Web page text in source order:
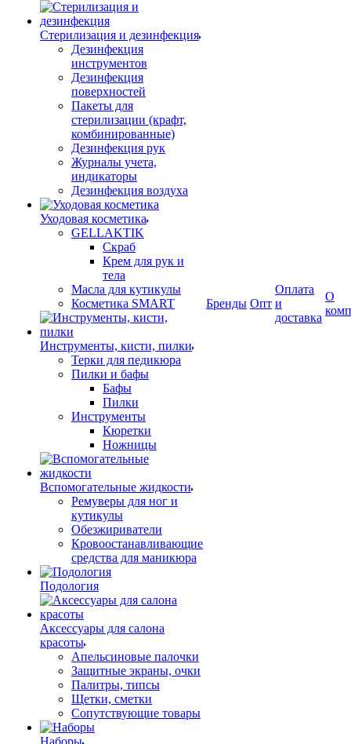
Стерилизация и дезинфекция
Дезинфекция
инструментов
Дезинфекция
поверхностей
Пакеты для
стерилизации (крафт,
комбинированные)
Дезинфекция рук
Журналы учета,
индикаторы
Дезинфекция воздуха
Уходовая косметика
GELLAKTIK
Скраб
Крем для рук и
тела
Масла для кутикулы
Косметика SMART
Инструменты, кисти, пилки
Терки для педикюра
Пилки и бафы
Бафы
Пилки
Инструменты
Кюретки
Ножницы
Вспомогательные жидкости
Ремуверы для ног и
кутикулы
Обезжириватели
Кровоостанавливающие
средства для маникюра
Подология
Аксессуары для салона
красоты
Апельсиновые палочки
Защитные экраны, очки
Палитры, типсы
Щетки, сметки
Сопутствующие товары
Наборы
Бренды Опт
Оплата
и
доставка
О